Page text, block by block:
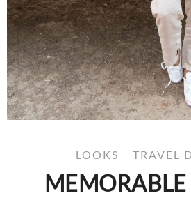
LOOKS TRAVEL
MEMORABLE